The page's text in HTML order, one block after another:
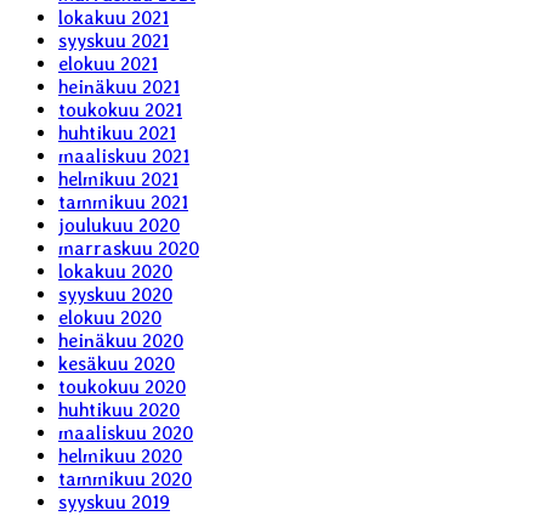
lokakuu 2021
syyskuu 2021
elokuu 2021
heinäkuu 2021
toukokuu 2021
huhtikuu 2021
maaliskuu 2021
helmikuu 2021
tammikuu 2021
joulukuu 2020
marraskuu 2020
lokakuu 2020
syyskuu 2020
elokuu 2020
heinäkuu 2020
kesäkuu 2020
toukokuu 2020
huhtikuu 2020
maaliskuu 2020
helmikuu 2020
tammikuu 2020
syyskuu 2019